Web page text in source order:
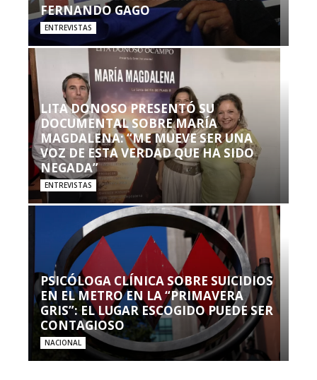
FERNANDO GAGO
ENTREVISTAS
LITA DONOSO PRESENTÓ SU
DOCUMENTAL SOBRE MARÍA
MAGDALENA: “ME MUEVE SER UNA
VOZ DE ESTA VERDAD QUE HA SIDO
NEGADA”
ENTREVISTAS
PSICÓLOGA CLÍNICA SOBRE SUICIDIOS
EN EL METRO EN LA “PRIMAVERA
GRIS”: EL LUGAR ESCOGIDO PUEDE SER
CONTAGIOSO
NACIONAL